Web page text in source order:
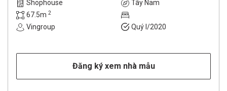
Shophouse
Tây Nam
67.5m 2
Vingroup Quý I/2020
Đăng ký xem nhà mẫu